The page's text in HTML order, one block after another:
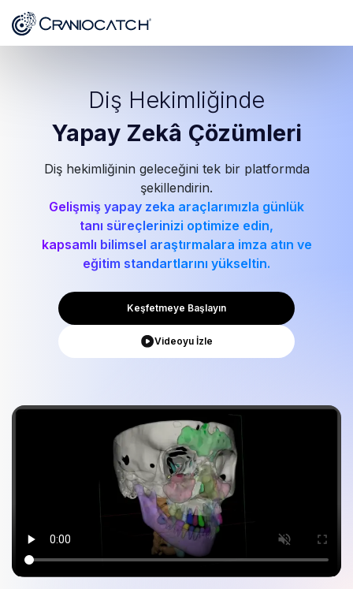
Diş Hekimliğinde
Yapay Zekâ Çözümleri
Diş hekimliğinin geleceğini tek bir platformda
şekillendirin.
Gelişmiş yapay zeka araçlarımızla günlük
tanı süreçlerinizi optimize edin,
kapsamlı bilimsel araştırmalara imza atın ve
eğitim standartlarını yükseltin.
Keşfetmeye Başlayın
Videoyu İzle